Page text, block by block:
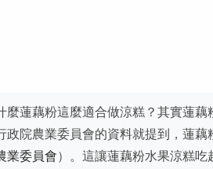
麼蓮藕粉這麼適合做涼糕？其實蓮藕
政院農業委員會的資料就提到，蓮藕
業委員會）。這讓蓮藕粉水果涼糕